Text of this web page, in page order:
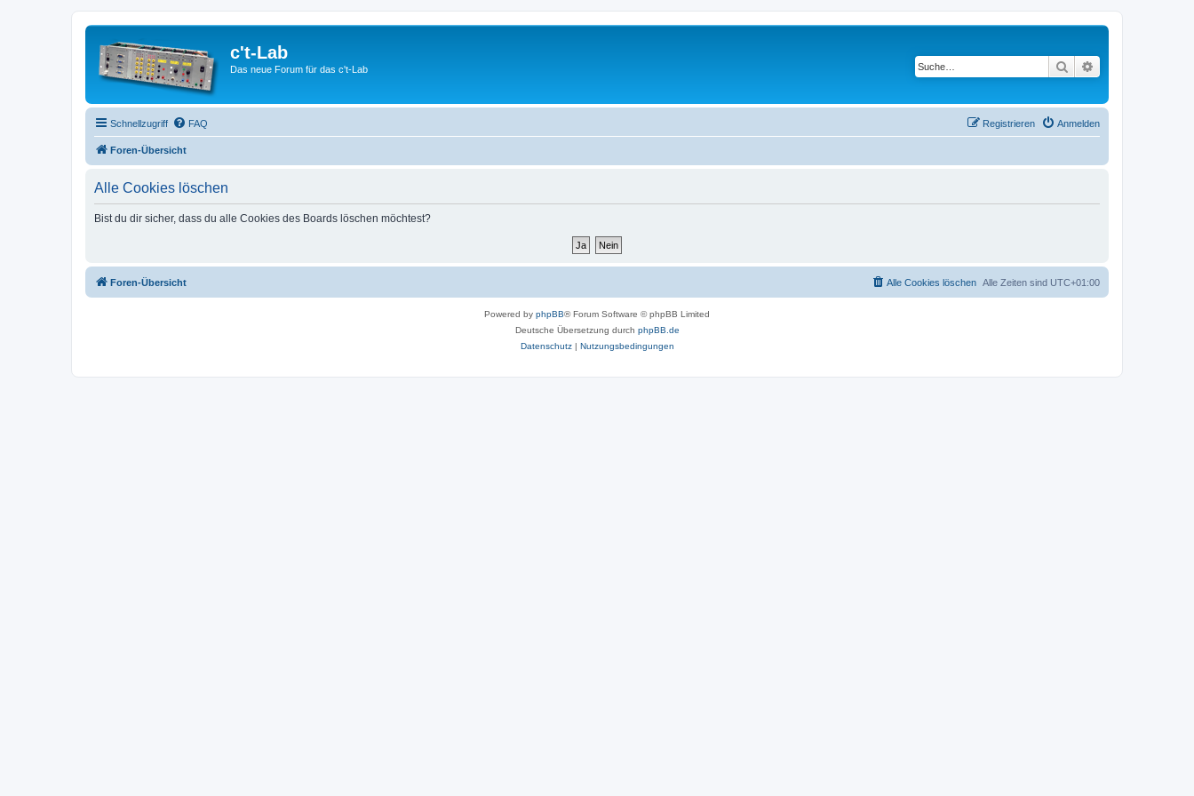
c't-Lab
Das neue Forum für das c't-Lab Suche
Schnellzugriff FAQ Anmelden
Registrieren
Foren-Übersicht
Alle Cookies löschen
Bist du dir sicher, dass du alle Cookies des Boards löschen möchtest?
Foren-Übersicht Alle Zeiten sind UTC+01:00
Alle Cookies löschen
Powered by phpBB® Forum Software © phpBB Limited
Deutsche Übersetzung durch phpBB.de
Datenschutz| Nutzungsbedingungen